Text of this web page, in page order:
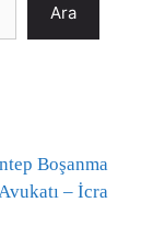
Ara
Boşanma
– İcra